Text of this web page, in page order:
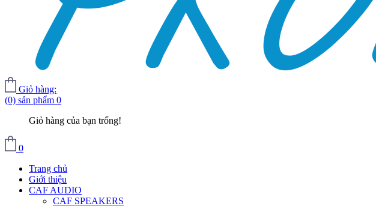
Giỏ hàng:
(0) sản phẩm 0
Giỏ hàng của bạn trống!
0
Trang chủ
Giới thiệu
CAF AUDIO
CAF SPEAKERS